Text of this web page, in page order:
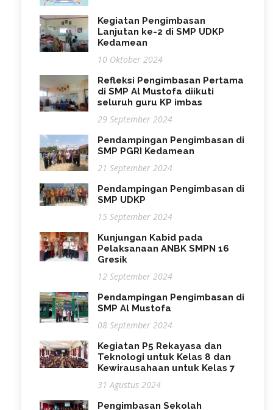
Kegiatan Pengimbasan
Lanjutan ke-2 di SMP UDKP
Kedamean
10 Oktober 2024
Refleksi Pengimbasan Pertama
di SMP Al Mustofa diikuti
seluruh guru KP imbas
29 September 2024
Pendampingan Pengimbasan di
SMP PGRI Kedamean
21 September 2024
Pendampingan Pengimbasan di
SMP UDKP
15 September 2024
Kunjungan Kabid pada
Pelaksanaan ANBK SMPN 16
Gresik
12 September 2024
Pendampingan Pengimbasan di
SMP Al Mustofa
08 September 2024
Kegiatan P5 Rekayasa dan
Teknologi untuk Kelas 8 dan
Kewirausahaan untuk Kelas 7
31 Agustus 2024
Pengimbasan Sekolah